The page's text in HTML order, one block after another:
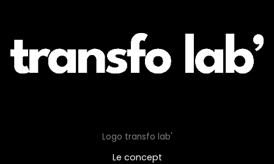
Logo transfo lab'
Le concept